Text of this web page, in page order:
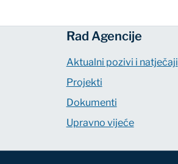
Rad Agencije
Aktualni pozivi i natječaji
Projekti
Dokumenti
Upravno vijeće